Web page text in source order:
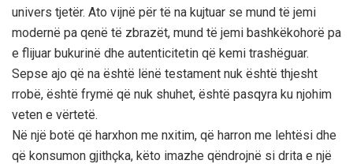
univers tjetër. Ato vijnë për të na kujtuar se mund të jemi
modernë pa qenë të zbrazët, mund të jemi bashkëkohorë pa
e flijuar bukurinë dhe autenticitetin që kemi trashëguar.
Sepse ajo që na është lënë testament nuk është thjesht
rrobë, është frymë që nuk shuhet, është pasqyra ku njohim
veten e vërtetë.
Në një botë që harxhon me nxitim, që harron me lehtësi dhe
që konsumon gjithçka, këto imazhe qëndrojnë si drita e një